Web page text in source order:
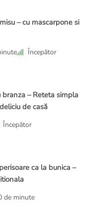
– cu mascarpone si
Începător
branza – Reteta simpla
de casă
Începător
ca la bunica –
de minute